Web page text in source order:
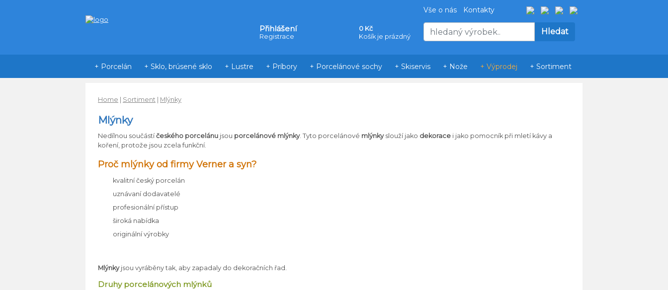
Přihlášení
Registrace
0 Kč
Košík je prázdný
Vše o nás Kontakty
Home Sortiment Mlýnky
Mlýnky
Nedílnou součástíčeského porcelánu jsou porcelánové mlýnky. Tyto porcelánové mlýnkyslouží jako dekorace i jako pomocník při mletí kávy a
koření, protože jsou zcela funkční.
Proč mlýnky od firmy Verner a syn?
kvalitní český porcelán
uznávaní dodavatelé
profesionální přístup
široká nabídka
originální výrobky
Mlýnkyjsou vyráběny tak, aby zapadaly do dekoračních řad.
Druhy porcelánových mlýnků
+ Porcelán + Sklo, brúsené sklo + Lustre + Príbory + Porcelánové sochy + Skiservis + Nože + Výprodej + Sortiment